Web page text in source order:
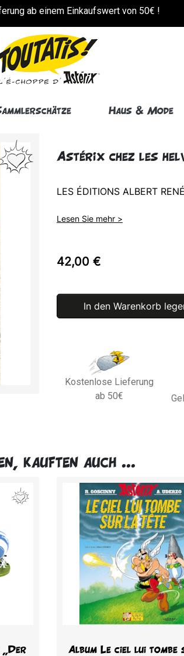
ab einem Einkaufswert von 50€ !
Haus & Mode
Astérix chez les
LES ÉDITIONS ALBERT RENÉ
Lesen Sie mehr >
42,00 €
In den Warenkorb
Kostenlose Lieferung
ab 50€
kauften auch ...
„Der
Album Le ciel lui tombe